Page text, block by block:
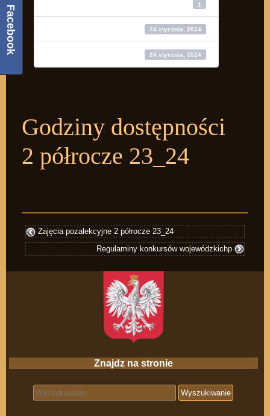
1
24 stycznia, 2024
24 stycznia, 2024
Godziny dostępności
2 półrocze 23_24
Zajęcia pozalekcyjne 2 półrocze 23_24
Regulaminy konkursów wojewódzkichp
Znajdz na stronie
Search for:
Facebook